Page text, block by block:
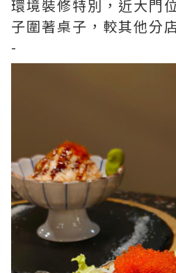
環境裝修特別，近大門
子圍著桌子，較其他分
-